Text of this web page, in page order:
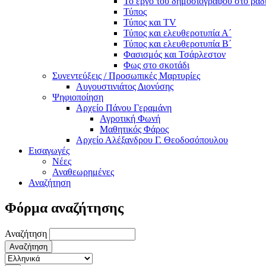
Τύπος
Τύπος και TV
Τύπος και ελευθεροτυπία Α΄
Τύπος και ελευθεροτυπία Β΄
Φασισμός και Τσάρλεστον
Φως στο σκοτάδι
Συνεντεύξεις / Προσωπικές Μαρτυρίες
Αυγουστινιάτος Διονύσης
Ψηφιοποίηση
Αρχείο Πάνου Γεραμάνη
Αγροτική Φωνή
Μαθητικός Φάρος
Αρχείο Αλέξανδρου Γ. Θεοδοσόπουλου
Εισαγωγές
Νέες
Αναθεωρημένες
Αναζήτηση
Φόρμα αναζήτησης
Αναζήτηση